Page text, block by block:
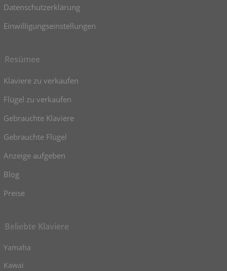
Datenschutzerklärung
Einwilligungseinstellungen
Resümee
Klaviere zu verkaufen
Flügel zu verkaufen
Gebrauchte Klaviere
Gebrauchte Flügel
Anzeige aufgeben
Blog
Preise
Beliebte Klaviere
Yamaha
Kawai